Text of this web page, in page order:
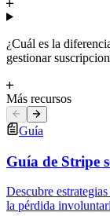
¿Cuál es la
gestionar
Más recursos
Guía
Guía de Stripe
Descubre
la pérdida